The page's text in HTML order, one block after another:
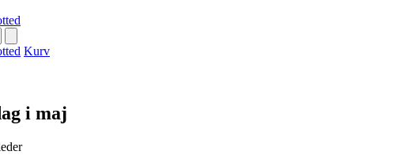
Kurv
i maj